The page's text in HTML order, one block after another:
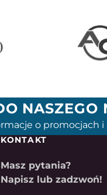
NASZEGO
o promocjach
KONTAKT
Masz pytania?
Napisz lub zadzwoń!